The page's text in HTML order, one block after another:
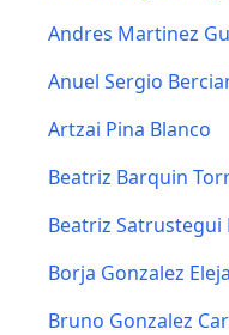
Andres Martinez
Anuel Sergio
Artzai Pina Blanco
Beatriz Barquin
Beatriz Satrustegui
Borja Gonzalez
Bruno Gonzalez